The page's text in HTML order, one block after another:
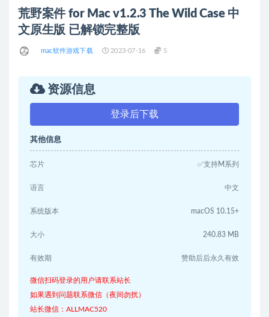
荒野案件 for Mac v1.2.3 The Wild Case 中
文原生版 已解锁完整版
mac软件游戏下载 2023-07-16 5
资源信息
登录后下载
其他信息
芯片 ✅支持M系列
语言 中文
系统版本 macOS 10.15+
大小 240.83 MB
有效期 赞助后后永久有效
微信扫码登录的用户请联系站长
如果遇到问题联系微信（夜间勿扰）
站长微信：ALLMAC520